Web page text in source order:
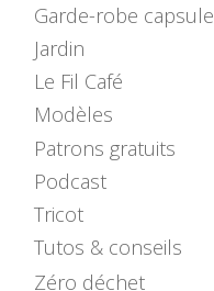
Garde-robe capsule
Jardin
Le Fil Café
Modèles
Patrons gratuits
Podcast
Tricot
Tutos & conseils
Zéro déchet